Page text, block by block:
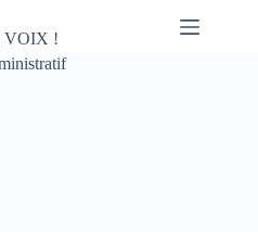
VOIX !